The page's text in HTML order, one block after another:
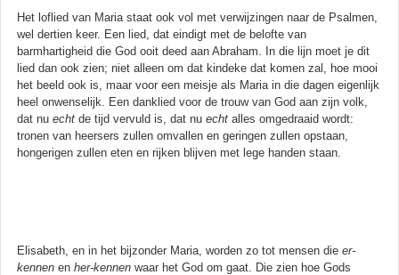
Het loflied van Maria staat ook vol met verwijzingen naar de Psalmen,
wel dertien keer. Een lied, dat eindigt met de belofte van
barmhartigheid die God ooit deed aan Abraham. In die lijn moet je dit
lied dan ook zien; niet alleen om dat kindeke dat komen zal, hoe mooi
het beeld ook is, maar voor een meisje als Maria in die dagen eigenlijk
heel onwenselijk. Een danklied voor de trouw van God aan zijn volk,
dat nu echt de tijd vervuld is, dat nu echt alles omgedraaid wordt:
tronen van heersers zullen omvallen en geringen zullen opstaan,
hongerigen zullen eten en rijken blijven met lege handen staan.
Elisabeth, en in het bijzonder Maria, worden zo tot mensen die er-
kennen en her-kennen waar het God om gaat. Die zien hoe Gods